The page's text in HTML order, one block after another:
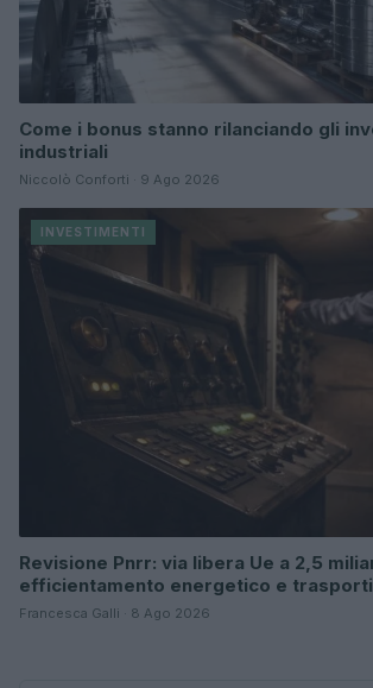
Come i bonus stanno rilanciando gli
industriali
Niccolò Conforti · 9 Ago 2026
INVESTIMENTI
Revisione Pnrr: via libera Ue a 2,5
efficientamento energetico e trasporti
Francesca Galli · 8 Ago 2026